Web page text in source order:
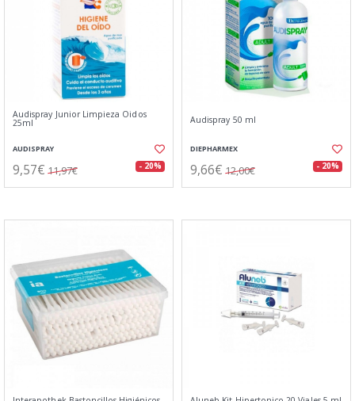
Audispray Junior Limpieza Oidos
25ml
AUDISPRAY
9,57€ 11,97€ - 20%
Audispray 50 ml
DIEPHARMEX
9,66€ 12,00€ - 20%